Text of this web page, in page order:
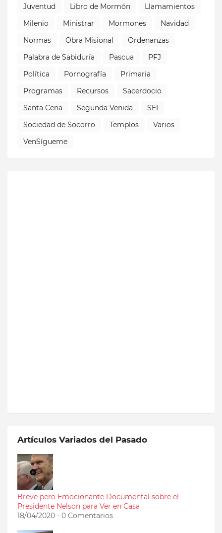
Juventud
Libro de Mormón
Llamamientos
Milenio
Ministrar Mormones
Navidad
Normas
Obra Misional
Ordenanzas
Palabra de Sabiduría
Pascua
PFJ
Política
Pornografía
Primaria
Programas
Recursos
Sacerdocio
Santa Cena
Segunda Venida
SEI
Sociedad de Socorro
Templos
Varios
VenSígueme
Artículos Variados del Pasado
Breve pero Emocionante Documental sobre el
Presidente Nelson para Ver en Casa
18/04/2020 - 0 Comentarios